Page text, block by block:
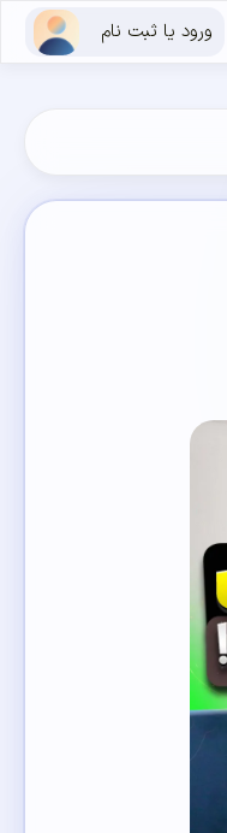
ورود یا ثبت نام